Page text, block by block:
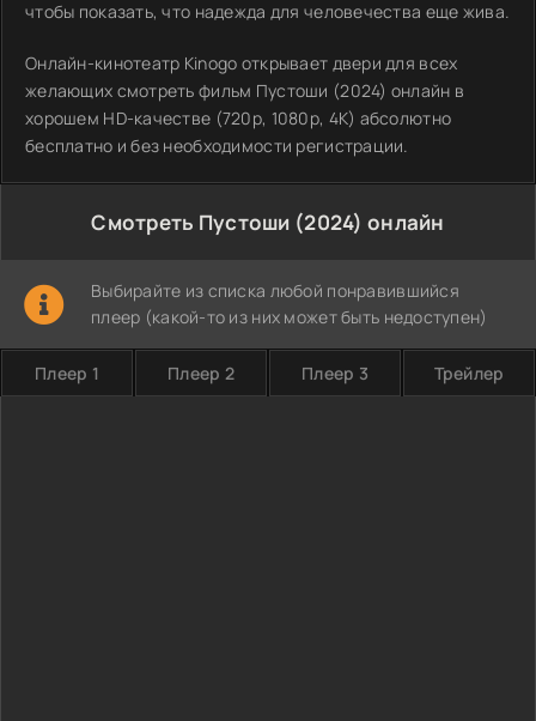
чтобы показать, что надежда для человечества еще жива.
Онлайн-кинотеатр Kinogo открывает двери для всех
желающих смотреть фильм Пустоши (2024) онлайн в
хорошем HD-качестве (720p, 1080p, 4K) абсолютно
бесплатно и без необходимости регистрации.
Смотреть Пустоши (2024) онлайн
Выбирайте из списка любой понравившийся
плеер (какой-то из них может быть недоступен)
Плеер 1 Плеер 2 Плеер 3 Трейлер